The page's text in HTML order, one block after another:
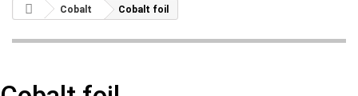
Cobalt Cobalt foil